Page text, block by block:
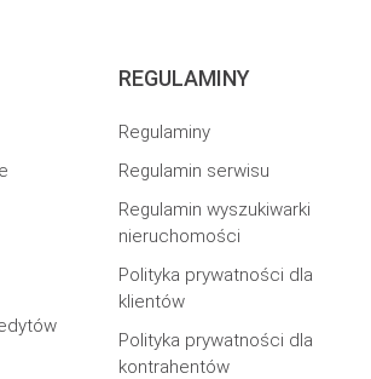
REGULAMINY
Regulaminy
Regulamin serwisu
Regulamin wyszukiwarki
nieruchomości
Polityka prywatności dla
klientów
Polityka prywatności dla
kontrahentów